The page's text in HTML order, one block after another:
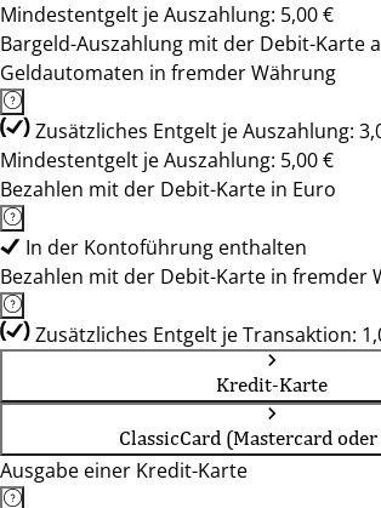
Mindestentgelt je Auszahlung: 5,00 €
Bargeld-Auszahlung mit der Debit-Karte
Geldautomaten in fremder Währung
Zusätzliches Entgelt je Auszahlung:
Mindestentgelt je Auszahlung: 5,00 €
Bezahlen mit der Debit-Karte in Euro
In der Kontoführung enthalten
Bezahlen mit der Debit-Karte in fremder
Zusätzliches Entgelt je Transaktion:
Kredit-Karte
ClassicCard (Mastercard oder
Ausgabe einer Kredit-Karte